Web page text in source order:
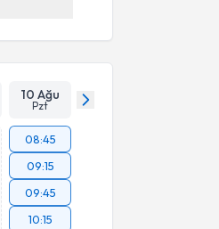
10 Ağu
Pzt
08:45
09:15
09:45
10:15